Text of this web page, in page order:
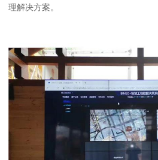
理解决方案。